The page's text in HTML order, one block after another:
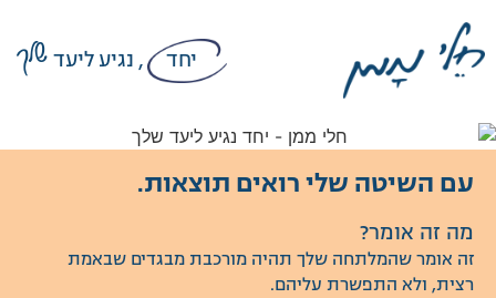
יחד , נגיע ליעד שלך
עם השיטה שלי רואים תוצאות.
מה זה אומר?
זה אומר שהמלתחה שלך תהיה מורכבת מבגדים שבאמת
רצית, ולא התפשרת עליהם.